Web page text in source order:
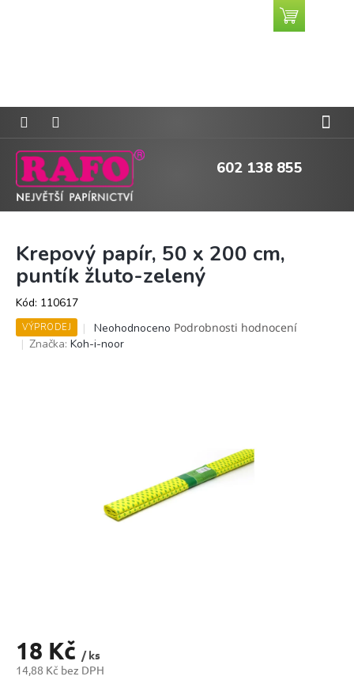
602 138 855
Nákupní
košík
Krepový papír, 50 x 200 cm,
puntík žluto-zelený
Kód: 110617
VÝPRODEJ
Průměrné
hodnocení
Neohodnoceno Podrobnosti hodnocení
Značka: Koh-i-noor
18 Kč / ks
14,88 Kč bez DPH